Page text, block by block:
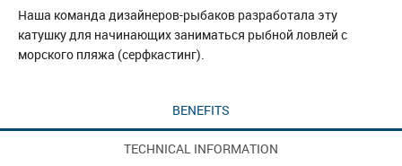
Наша команда дизайнеров-рыбаков разработала эту
катушку для начинающих заниматься рыбной ловлей с
морского пляжа (серфкастинг).
BENEFITS
TECHNICAL INFORMATION